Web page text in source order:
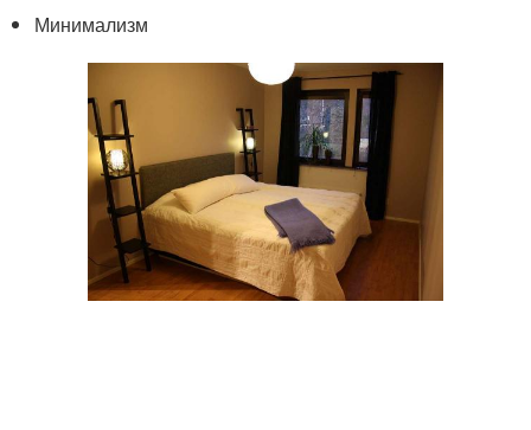
Минимализм